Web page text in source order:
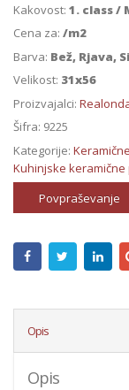
Kakovost: 1. class /
Cena za: /m2
Barva: Bež, Rjava,
Velikost: 31x56
Proizvajalci:
Šifra: 9225
Kategorije:
Kuhinjske keramične
Povpraševanje
Opis
Opis